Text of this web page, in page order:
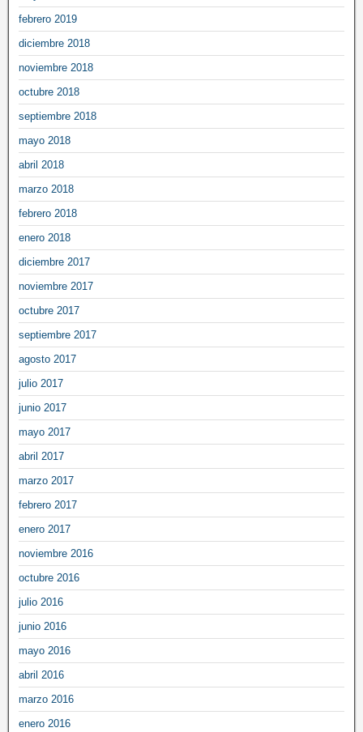
febrero 2019
diciembre 2018
noviembre 2018
octubre 2018
septiembre 2018
mayo 2018
abril 2018
marzo 2018
febrero 2018
enero 2018
diciembre 2017
noviembre 2017
octubre 2017
septiembre 2017
agosto 2017
julio 2017
junio 2017
mayo 2017
abril 2017
marzo 2017
febrero 2017
enero 2017
noviembre 2016
octubre 2016
julio 2016
junio 2016
mayo 2016
abril 2016
marzo 2016
enero 2016